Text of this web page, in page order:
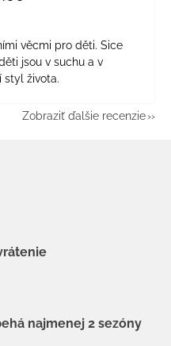
je 5 z 5 hviezdičiek.
věcmi pro děti. Sice
jsou v suchu a v
styl života.
Zobraziť ďalšie recenzie
najmenej 2 sezóny